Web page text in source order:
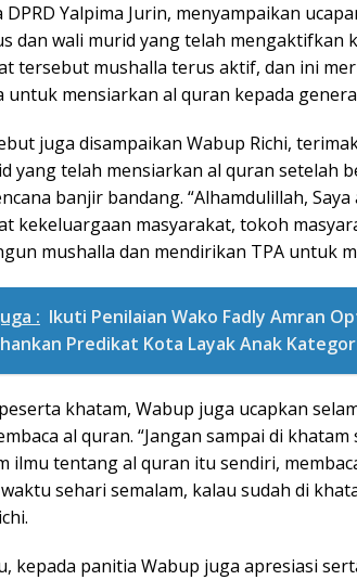
Yalpima Jurin, menyampaikan
dan wali murid yang telah mengaktifkan
tersebut mushalla terus aktif, dan ini
untuk mensiarkan al quran kepada
juga disampaikan Wabup Richi,
yang telah mensiarkan al quran setelah
banjir bandang. “Alhamdulillah,
kekeluargaan masyarakat, tokoh
mushalla dan mendirikan TPA untuk
: Ikuti Penilaian Wako Fadly Amran
Predikat Kota Layak Anak
khatam, Wabup juga ucapkan
al quran. “Jangan sampai di
ilmu tentang al quran itu sendiri,
sehari semalam, kalau sudah di
kepada panitia Wabup juga apresiasi